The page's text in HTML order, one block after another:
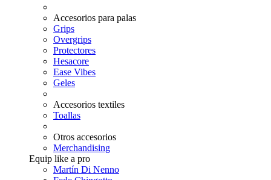
Accesorios para palas
Grips
Overgrips
Protectores
Hesacore
Ease Vibes
Geles
Accesorios textiles
Toallas
Otros accesorios
Merchandising
Equip like a pro
Martín Di Nenno